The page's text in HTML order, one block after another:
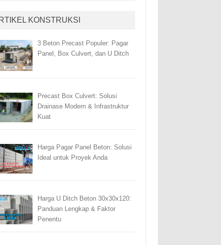
KONSTRUKSI
3 Beton Precast Populer: Pagar
Panel, Box Culvert, dan U Ditch
Precast Box Culvert: Solusi
Drainase Modern & Infrastruktur
Kuat
Harga Pagar Panel Beton: Solusi
Ideal untuk Proyek Anda
Harga U Ditch Beton 30x30x120:
Panduan Lengkap & Faktor
Penentu